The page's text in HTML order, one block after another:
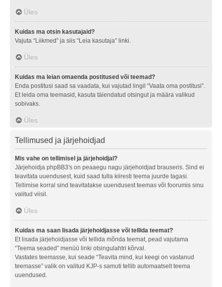
Üles
Kuidas ma otsin kasutajaid?
Vajuta “Liikmed” ja siis “Leia kasutaja” linki.
Üles
Kuidas ma leian omaenda postitused või teemad?
Enda postitusi saad sa vaadata, kui vajutad lingil “Vaata oma postitusi”.
Et leida oma teemasid, kasuta täiendatud otsingut ja määra valikud
sobivaks.
Üles
Tellimused ja järjehoidjad
Mis vahe on tellimisel ja järjehoidjal?
Järjehoidja phpBB3's on peaaegu nagu järjehoidjad brauseris. Sind ei
teavitata uuendusest, kuid saad tulla kiiresti teema juurde tagasi.
Tellimise korral sind teavitatakse uuendusest teemas või foorumis sinu
valitud viisil.
Üles
Kuidas ma saan lisada järjehoidjasse või tellida teemat?
Et lisada järjehoidjasse või tellida mõnda teemat, pead vajutama
“Teema seaded” menüü linki otsingulahtri kõrval.
Vastates teemasse, kui seade “Teavita mind, kui keegi on vastanud
teemasse” valik on valitud KJP-s samuti tellib automaatselt teema
uuendused.